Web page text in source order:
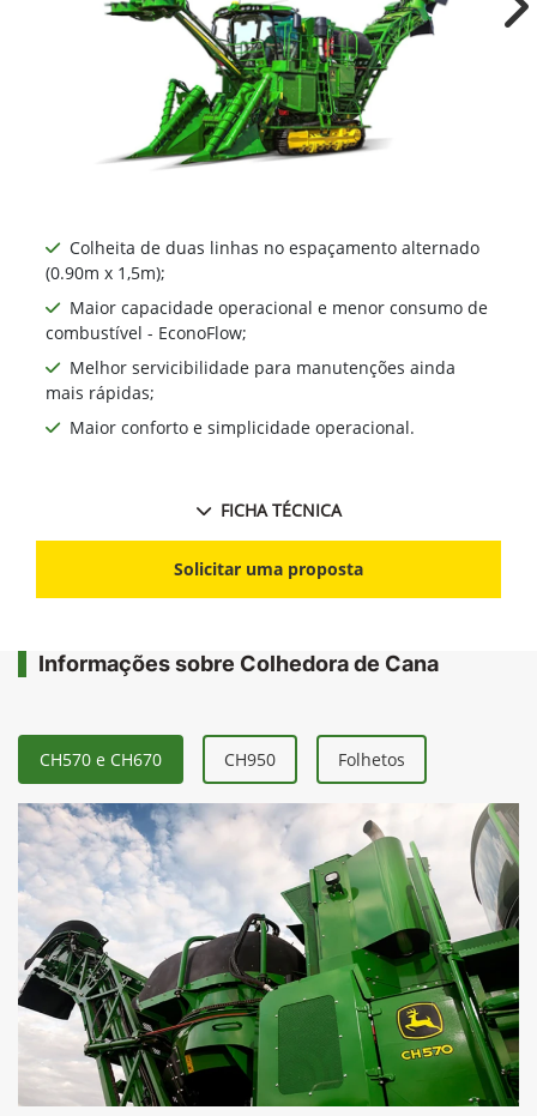
Colheita de duas linhas no espaçamento alternado
(0.90m x 1,5m);
Maior capacidade operacional e menor consumo de
combustível - EconoFlow;
Melhor servicibilidade para manutenções ainda
mais rápidas;
Maior conforto e simplicidade operacional.
FICHA TÉCNICA
Solicitar uma proposta
Informações sobre Colhedora de Cana
CH570 e CH670 CH950 Folhetos